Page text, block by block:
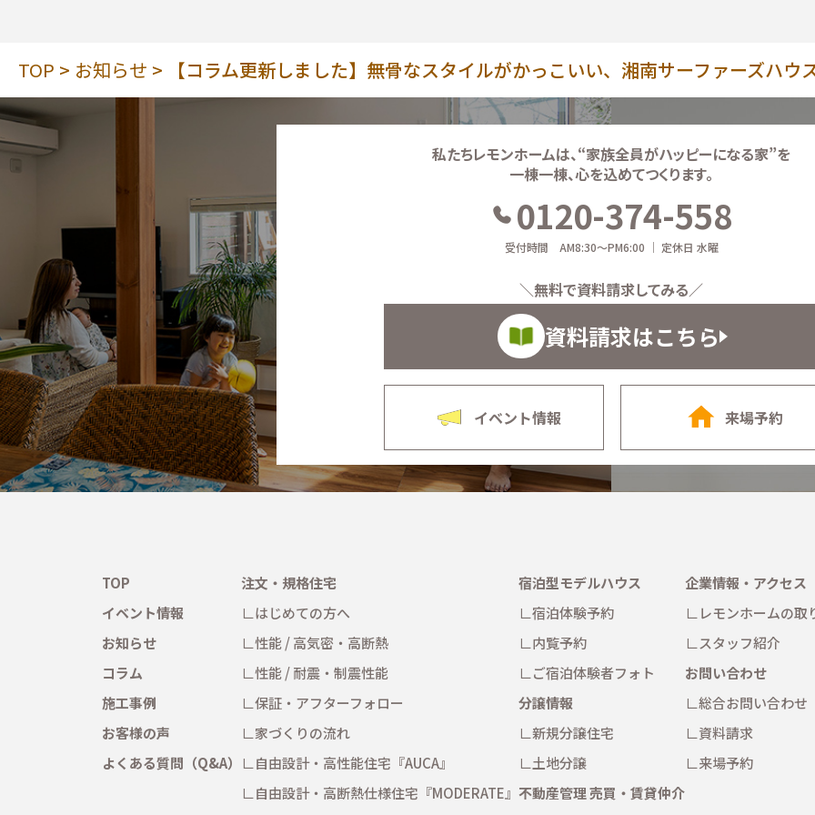
TOP お知らせ 【コラム更新しました】無骨なスタイルがかっこいい、湘南サーファーズハウ
私たちレモンホームは、“家族全員がハッピーになる家”を
一棟一棟、心を込めてつくります。
0120-374-558
受付時間 AM8:30～PM6:00 ｜ 定休日 水曜
＼無料で資料請求してみる／
資料請求はこちら
イベント情報 来場予約
TOP
イベント情報
お知らせ
コラム
施工事例
お客様の声
よくある質問（Q&A）
注文・規格住宅
はじめての方へ
性能 / 高気密・高断熱
性能 / 耐震・制震性能
保証・アフターフォロー
家づくりの流れ
自由設計・高性能住宅 『AUCA』
自由設計・高断熱仕様住宅 『MODERATE』
宿泊型モデルハウス
宿泊体験予約
内覧予約
ご宿泊体験者フォト
分譲情報
新規分譲住宅
土地分譲
不動産管理 売買・賃貸仲介
企業情報・アクセス
レモンホームの取
スタッフ紹介
お問い合わせ
総合お問い合わせ
資料請求
来場予約